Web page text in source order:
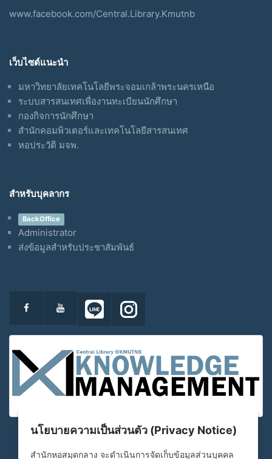
www.facebook.com/Central.Library.Kmutnb
เว็บไซต์แนะนำ
มหาวิทยาลัยเทคโนโลยีพระจอมเกล้าพระนครเหนือ
ระบบสารสนเทศเพื่องานทะเบียนนักศึกษา
กองกิจการนักศึกษา
สำนักคอมพิวเตอร์และเทคโนโลยีสารสนเทศ
หอประวัติ มจพ.
สำหรับบุคลากร
BackOffice
Administrator
ส่งข้อมูลสำหรับประชาสัมพันธ์
นโยบายความเป็นส่วนตัว (Privacy Notice)
สำนักหอสมุดกลาง จะดำเนินการจัดเก็บข้อมูลส่วนบุคคล